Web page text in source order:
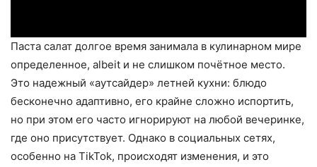
Паста салат долгое время занимала в кулинарном мире
определенное, albeit и не слишком почётное место.
Это надежный «аутсайдер» летней кухни: блюдо
бесконечно адаптивно, его крайне сложно испортить,
но при этом его часто игнорируют на любой вечеринке,
где оно присутствует. Однако в социальных сетях,
особенно на TikTok, происходят изменения, и это